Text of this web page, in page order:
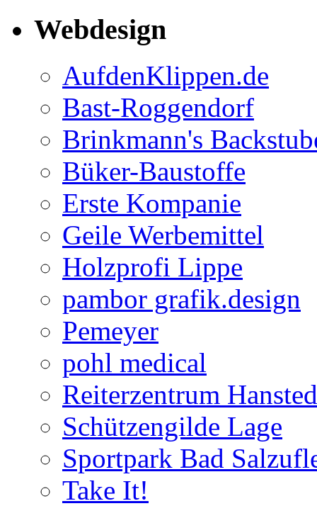
Webdesign
AufdenKlippen.de
Bast-Roggendorf
Brinkmann's
Büker-Baustoffe
Erste Kompanie
Geile Werbemittel
Holzprofi Lippe
pambor grafik.design
Pemeyer
pohl medical
Reiterzentrum
Schützengilde Lage
Sportpark Bad
Take It!